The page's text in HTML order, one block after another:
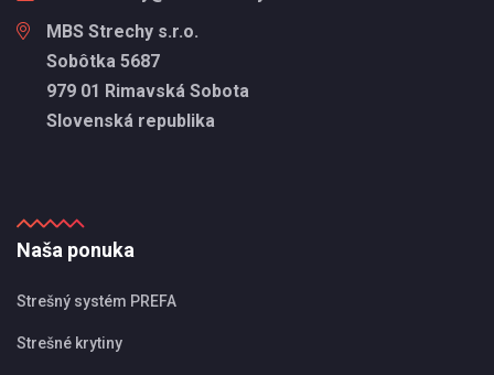
MBS Strechy s.r.o.
Sobôtka 5687
979 01 Rimavská Sobota
Slovenská republika
Naša ponuka
Strešný systém PREFA
Strešné krytiny